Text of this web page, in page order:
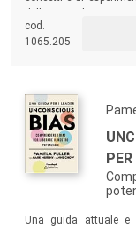
quotidiano dei
personale e
cod.
1065.205
Una guida attuale e